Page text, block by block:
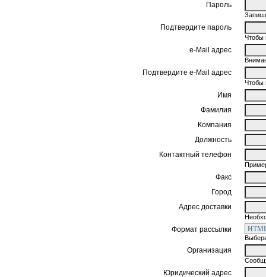
Пароль
Подтвердите пароль
Чтобы
e-Mail адрес
Подтвердите e-Mail адрес
Чтобы
Имя
Фамилия
Компания
Должность
Контактный телефон
Факс
Город
Адрес доставки
Формат рассылки
Организация
Юридический адрес